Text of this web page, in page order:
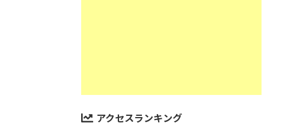
アクセスランキング